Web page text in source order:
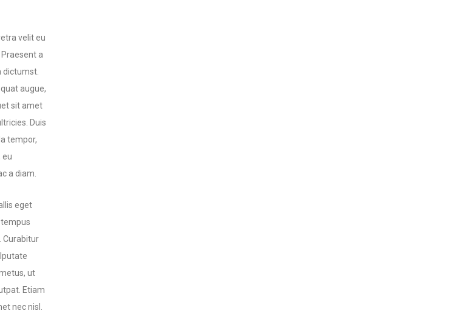
velit eu
a
dictumst.
augue,
sit amet
Duis
tempor,
eu
a diam.
eget
Curabitur
ut
Etiam
nec nisl.